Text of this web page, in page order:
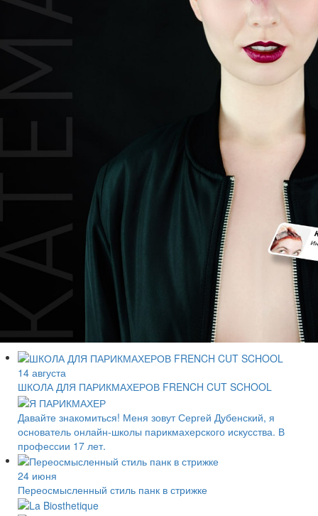
14 августа
ШКОЛА ДЛЯ ПАРИКМАХЕРОВ FRENCH CUT SCHOOL
Давайте знакомиться! Меня зовут Сергей Дубенский, я
основатель онлайн-школы парикмахерского искусства. В
профессии 17 лет.
24 июня
Переосмысленный стиль панк в стрижке